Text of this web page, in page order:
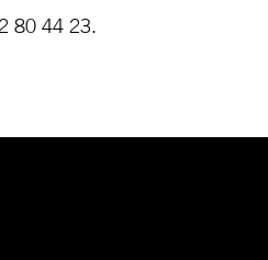
80 44 23.